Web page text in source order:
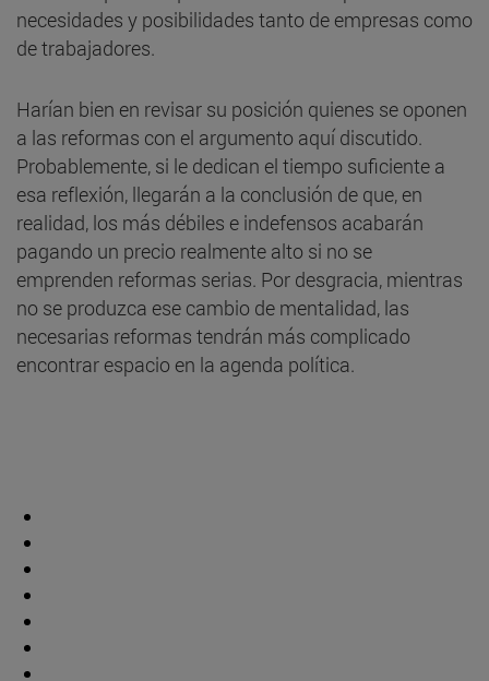
necesidades y posibilidades tanto de empresas como
de trabajadores.
Harían bien en revisar su posición quienes se oponen
a las reformas con el argumento aquí discutido.
Probablemente, si le dedican el tiempo suficiente a
esa reflexión, llegarán a la conclusión de que, en
realidad, los más débiles e indefensos acabarán
pagando un precio realmente alto si no se
emprenden reformas serias. Por desgracia, mientras
no se produzca ese cambio de mentalidad, las
necesarias reformas tendrán más complicado
encontrar espacio en la agenda política.